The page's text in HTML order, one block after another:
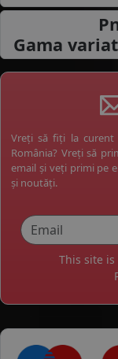
Gama
Vreți să fiți la curent
România? Vreți să
email și veți primi pe
și noutăți.
This site is